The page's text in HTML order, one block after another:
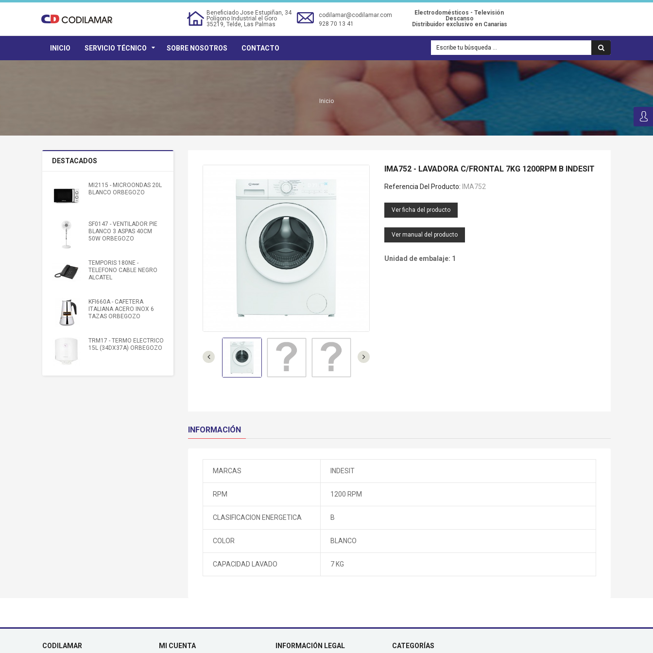
Beneficiado Jose Estupiñan, 34
Polígono Industrial el Goro
35219, Telde, Las Palmas
codilamar@codilamar.com
928 70 13 41
Electrodomésticos - Televisión
Descanso
Distribuidor exclusivo en Canarias
INICIO SERVICIO TÉCNICO SOBRE NOSOTROS CONTACTO
Inicio
DESTACADOS
MI2115 - MICROONDAS 20L
BLANCO ORBEGOZO
SF0147 - VENTILADOR PIE
BLANCO 3 ASPAS 40CM
50W ORBEGOZO
TEMPORIS 180NE -
TELEFONO CABLE NEGRO
ALCATEL
KFI660A - CAFETERA
ITALIANA ACERO INOX 6
TAZAS ORBEGOZO
TRM17 - TERMO ELECTRICO
15L (34DX37A) ORBEGOZO
TRM34 - TERMO ELECTRICO
30L (34DX58A) ORBEGOZO
SF0244 - VENTILADOR PIE
NEGRO 5 ASPAS 40CM 55W
C.MANDO ORBEGOZO
MI2117 - MICROONDAS 20L
NEGRO ORBEGOZO
(42,7DX47,5A) SUNFEEL
DO4230IN - PLACA VITRO
2F ANALOGICA SUNFEEL
TF0134 - VENTILADOR
BLANCO 2 RANURAS
CORTAS ORBEGOZO
IMA752 - LAVADORA C/FRONTAL 7KG 1200RPM B INDESIT
Referencia Del Producto: IMA752
Ver ficha del producto
Ver manual del producto
Unidad de embalaje: 1
INFORMACIÓN
MARCAS INDESIT
RPM 1200 RPM
CLASIFICACION ENERGETICA B
COLOR BLANCO
CAPACIDAD LAVADO 7 KG
CODILAMAR MI CUENTA INFORMACIÓN LEGAL CATEGORÍAS